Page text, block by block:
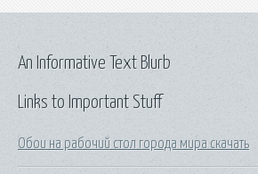
Links to Important Stuff
Обои на рабочий стол города мира скачать
An Informative Text Blurb